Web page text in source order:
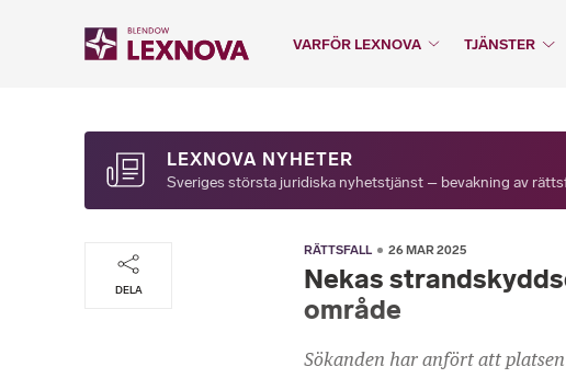
VARFÖR LEXNOVA TJÄNSTER
LEXNOVA NYHETER
Sveriges största juridiska nyhetstjänst – bevakning av
DELA
RÄTTSFALL 26 MAR 2025
Nekas
område
Sökanden har anfört att